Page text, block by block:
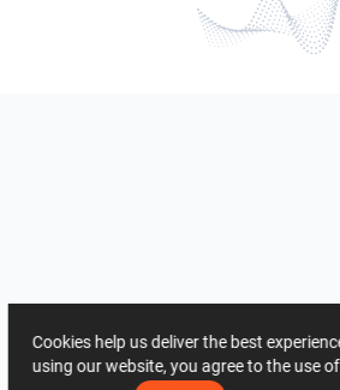
Cookies help us deliver the best
using our website, you agree to the use